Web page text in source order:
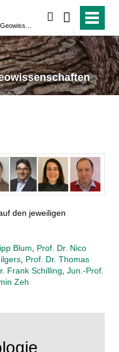
den jeweiligen
Blum, Prof. Dr. Nico
, Prof. Dr. Thomas
Frank Schilling, Jun.-Prof.
Zeh